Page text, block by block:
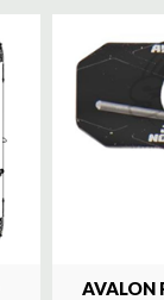
AVALON